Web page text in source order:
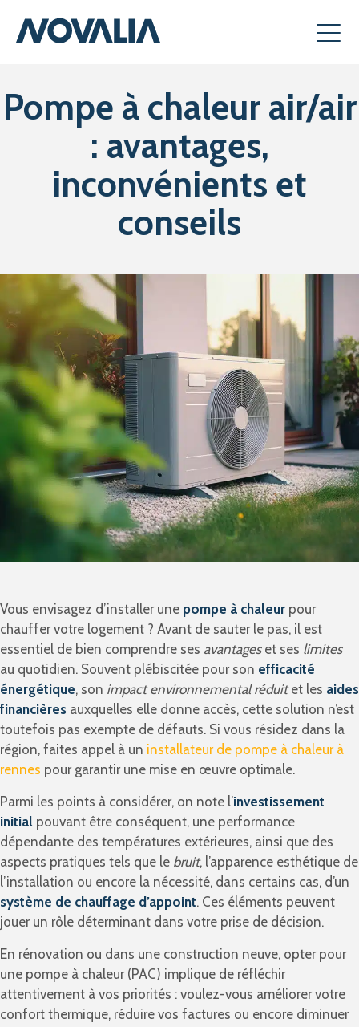
Pompe à chaleur air/air
: avantages,
inconvénients et
conseils
Vous envisagez d’installer une pompe à chaleur pour
chauffer votre logement ? Avant de sauter le pas, il est
essentiel de bien comprendre ses avantageset ses limites
au quotidien. Souvent plébiscitée pour son efficacité
énergétique, son impact environnemental réduitet les aides
financières auxquelles elle donne accès, cette solution n’est
toutefois pas exempte de défauts. Si vous résidez dans la
région, faites appel à un installateur de pompe à chaleur à
rennes pour garantir une mise en œuvre optimale.
Parmi les points à considérer, on note l’investissement
initial pouvant être conséquent, une performance
dépendante des températures extérieures, ainsi que des
aspects pratiques tels que le bruit, l’apparence esthétique de
l’installation ou encore la nécessité, dans certains cas, d’un
système de chauffage d’appoint. Ces éléments peuvent
jouer un rôle déterminant dans votre prise de décision.
En rénovation ou dans une construction neuve, opter pour
une pompe à chaleur (PAC) implique de réfléchir
attentivement à vos priorités : voulez-vous améliorer votre
confort thermique, réduire vos factures ou encore diminuer